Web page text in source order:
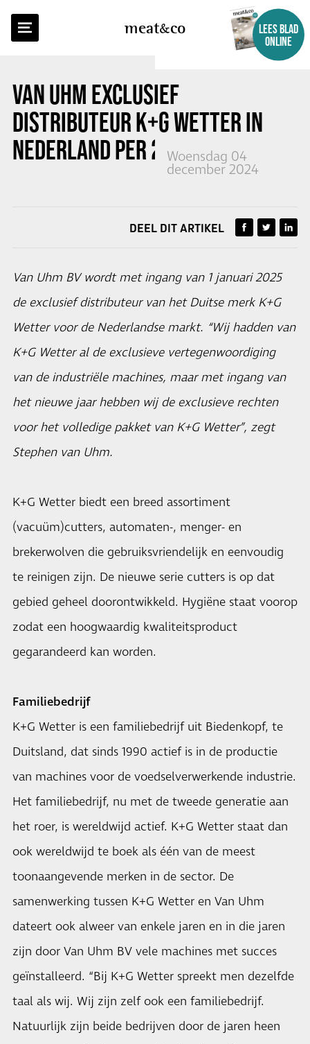
meatco
LEES BLAD
ONLINE
VAN UHM EXCLUSIEF
DISTRIBUTEUR K+G WETTER IN
NEDERLAND PER 2025Woensdag 04
december 2024
TERUG NAAR OVERZICHT
DEEL DIT ARTIKEL
Van Uhm BV wordt met ingang van 1 januari 2025
de exclusief distributeur van het Duitse merk K+G
Wetter voor de Nederlandse markt. “Wij hadden van
K+G Wetter al de exclusieve vertegenwoordiging
van de industriële machines, maar met ingang van
het nieuwe jaar hebben wij de exclusieve rechten
voor het volledige pakket van K+G Wetter”, zegt
Stephen van Uhm.
K+G Wetter biedt een breed assortiment
(vacuüm)cutters, automaten-, menger- en
brekerwolven die gebruiksvriendelijk en eenvoudig
te reinigen zijn. De nieuwe serie cutters is op dat
gebied geheel doorontwikkeld. Hygiëne staat voorop
zodat een hoogwaardig kwaliteitsproduct
gegarandeerd kan worden.
Familiebedrijf
K+G Wetter is een familiebedrijf uit Biedenkopf, te
Duitsland, dat sinds 1990 actief is in de productie
van machines voor de voedselverwerkende industrie.
Het familiebedrijf, nu met de tweede generatie aan
het roer, is wereldwijd actief. K+G Wetter staat dan
ook wereldwijd te boek als één van de meest
toonaangevende merken in de sector. De
samenwerking tussen K+G Wetter en Van Uhm
dateert ook alweer van enkele jaren en in die jaren
zijn door Van Uhm BV vele machines met succes
geïnstalleerd. “Bij K+G Wetter spreekt men dezelfde
taal als wij. Wij zijn zelf ook een familiebedrijf.
Natuurlijk zijn beide bedrijven door de jaren heen